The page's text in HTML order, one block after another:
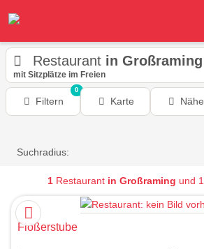
Restaurant in Großraming
mit Sitzplätze im Freien
Filtern
0
Karte Nähe
Suchradius:
1Restaurant in Großraming und
Flößerstube